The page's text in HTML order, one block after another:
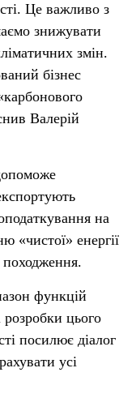
Це важливо з
знижувати
змін.
бізнес
Валерій
на
«чистої» енергії
походження.
функцій
цього
посилює діалог
усі